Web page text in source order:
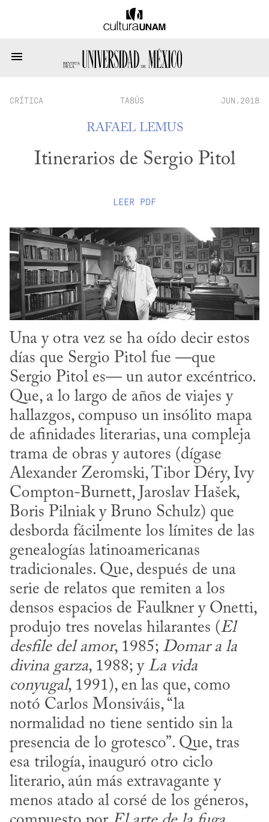
CRÍTICA TABÚS JUN.2018
RAFAEL LEMUS
Itinerarios de Sergio Pitol
LEER PDF
Una y otra vez se ha oído decir estos
días que Sergio Pitol fue —que
Sergio Pitol es— un autor excéntrico.
Que, a lo largo de años de viajes y
hallazgos, compuso un insólito mapa
de afinidades literarias, una compleja
trama de obras y autores (dígase
Alexander Zeromski, Tibor Déry, Ivy
Compton-Burnett, Jaroslav Hašek,
Boris Pilniak y Bruno Schulz) que
desborda fácilmente los límites de las
genealogías latinoamericanas
tradicionales. Que, después de una
serie de relatos que remiten a los
densos espacios de Faulkner y Onetti,
produjo tres novelas hilarantes (El
desfile del amor, 1985; Domar a la
divina garza, 1988; y La vida
conyugal, 1991), en las que, como
notó Carlos Monsiváis, “la
normalidad no tiene sentido sin la
presencia de lo grotesco”. Que, tras
esa trilogía, inauguró otro ciclo
literario, aún más extravagante y
menos atado al corsé de los géneros,